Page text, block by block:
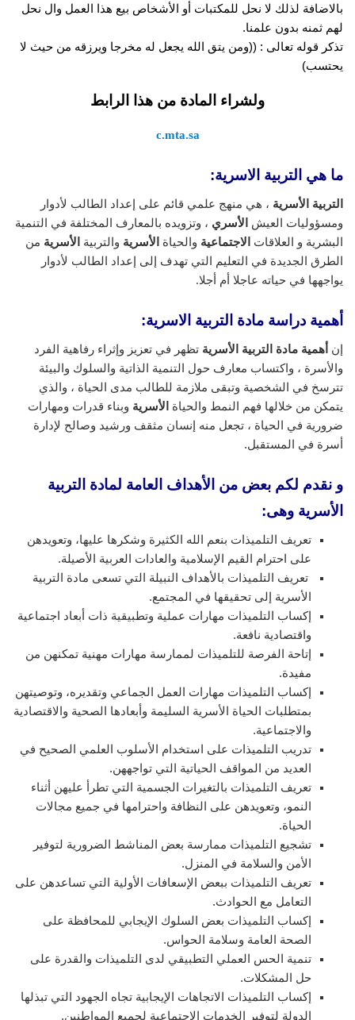
بالاضافة لذلك لا نحل للمكتبات أو الأشخاص بيع هذا العمل وال نحل
لهم ثمنه بدون علمنا.
تذكر قوله تعالى : ((ومن يتق الله يجعل له مخرجا ويرزقه من حيث لا
يحتسب)
ولشراء المادة من هذا الرابط
c.mta.sa
ما هي التربية الاسرية:
التربية الأسرية ، هي منهج علمي قائم على إعداد الطالب لأدوار
ومسؤوليات العيش
الأسري ، وتزويده بالمعارف المختلفة في التنمية
البشرية و العلاقات
الاجتماعية والحياة الأسرية والتربية الأسرية من
الطرق الجديدة في التعليم التي تهدف إلى إعداد الطالب لأدوار
يواجهها في حياته عاجلا أم أجلا.
أهمية دراسة مادة التربية الاسرية:
إن أهمية مادة التربية الأسرية تظهر في تعزيز وإثراء رفاهية الفرد
والأسرة ، واكتساب معارف حول التنمية الذاتية والسلوك والبيئة
تترسخ في الشخصية وتبقى ملازمة للطالب مدى الحياة ، والذي
يتمكن من خلالها فهم النمط والحياة الأسرية وبناء قدرات ومهارات
ضرورية في الحياة ، تجعل منه إنسان مثقف ورشيد وصالح لإدارة
أسرة في المستقبل.
و نقدم لكم بعض من الأهداف العامة لمادة التربية
الأسرية وهى:
تعريف التلميذات بنعم الله الكثيرة وشكرها عليها، وتعويدهن
على احترام القيم الإسلامية والعادات العربية الأصيلة.
تعريف التلميذات بالأهداف النبيلة التي تسعى مادة التربية
الأسرية إلى تحقيقها في المجتمع.
إكساب التلميذات مهارات عملية وتطبيقية ذات أبعاد اجتماعية
واقتصادية نافعة.
إتاحة الفرصة للتلميذات لممارسة مهارات مهنية تمكنهن من
مفيدة.
إكساب التلميذات مهارات العمل الجماعي وتقديره، وتوصيتهن
بمتطلبات الحياة الأسرية السليمة وأبعادها الصحية والاقتصادية
والاجتماعية.
تدريب التلميذات على استخدام الأسلوب العلمي الصحيح في
العديد من المواقف الحياتية التي تواجههن.
تعريف التلميذات بالتغيرات الجسمية التي تطرأ عليهن أثناء
النمو، وتعويدهن على النظافة واحترامها في جميع مجالات
الحياة.
تشجيع التلميذات ممارسة بعض المناشط الضرورية لتوفير
الأمن والسلامة في المنزل.
تعريف التلميذات ببعض الإسعافات الأولية التي تساعدهن على
التعامل مع الحوادث.
إكساب التلميذات بعض السلوك الإيجابي للمحافظة على
الصحة العامة وسلامة الحواس.
تنمية الحس العملي التطبيقي لدى التلميذات والقدرة على
حل المشكلات.
إكساب التلميذات الاتجاهات الإيجابية تجاه الجهود التي تبذلها
الدولة لتوفير الخدمات الاجتماعية لجميع المواطنين.